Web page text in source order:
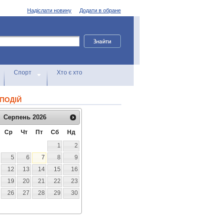
Додати в обране
Надіслати новину
Спорт Хто є хто
Серпень 2026
Ср Чт Пт Сб
Нд
1
2
5 6 7 8
9
12 13 14 15
16
19 20 21 22
23
26 27 28 29
30